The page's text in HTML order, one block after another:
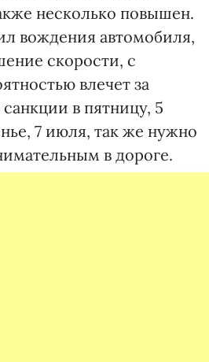
несколько повышен.
вождения автомобиля,
скорости, с
влечет за
в пятницу, 5
7 июля, так же нужно
в дороге.